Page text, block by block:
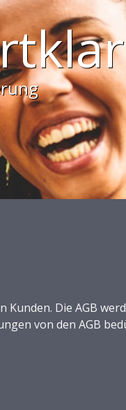
für
Die AGB
von den AGB